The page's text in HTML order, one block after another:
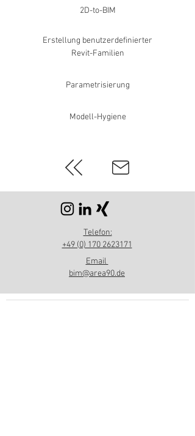
2D-to-BIM
Erstellung benutzerdefinierter
Revit-Familien
Parametrisierung
Modell-Hygiene
Telefon:
+49 (0) 170 2623171
Email
bim@area90.de